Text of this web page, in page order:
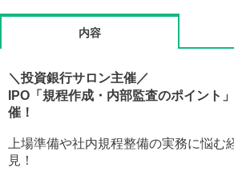
内容
＼投資銀行サロン主催／
IPO「規程作成・内部監査のポイント
催！
上場準備や社内規程整備の実務に悩む
見！